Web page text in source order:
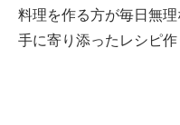
料理を作る方が毎日無
手に寄り添ったレシピ作